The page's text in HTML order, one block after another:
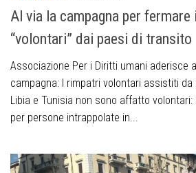
Al via la campagna per
“volontari” dai paesi di transito
Associazione Per i Diritti umani aderisce
campagna: I rimpatri volontari assistiti
Libia e Tunisia non sono affatto volontari:
per persone intrappolate in...